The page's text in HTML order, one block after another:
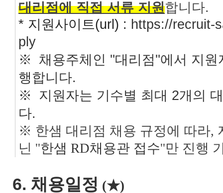
대리점에 직접 서류 지원
* 지원사이트(url) : https://recruit-
ply
※
채용주체인 ''대리점''에서 지
행합니다.
※
지원자는 기수별 최대 2개의
다.
※ 한샘 대리점 채용 규정에 따라,
닌 ''한샘 RD채용관 접수''만 진행
6. 채용일정 (★)